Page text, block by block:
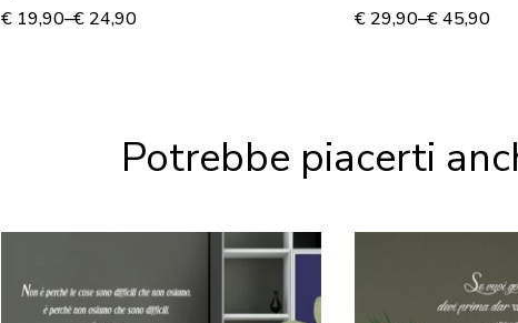
€19,90–€24,90
Adesivo murale
€ 29,90–€45,90
Potrebbe piacerti